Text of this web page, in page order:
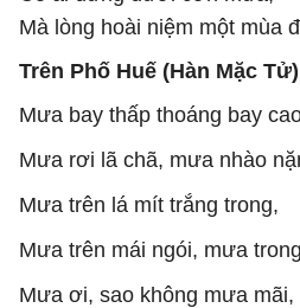
Mà lòng hoài niệm một mùa
Trên Phố Huế (Hàn Mặc Tử)
Mưa bay thấp thoáng bay
Mưa rơi lã chã, mưa nhào
Mưa trên lá mít trắng trong,
Mưa trên mái ngói, mưa
Mưa ơi, sao không mưa mãi,